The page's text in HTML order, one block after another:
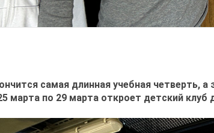
самая длинная учебная четверть,
марта по 29 марта откроет детский клуб